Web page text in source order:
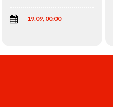
19.09, 00:00